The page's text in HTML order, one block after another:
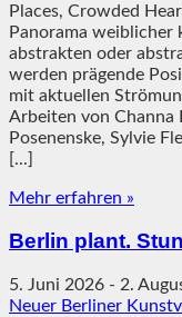
Places, Crowded
Panorama
abstrakten oder
werden prägende
mit aktuellen
Arbeiten von Channa
Posenenske, Sylvie
[...]
Mehr erfahren »
Berlin plant.
5. Juni 2026 - 2.
Neuer Berliner